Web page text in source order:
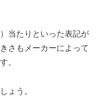
当たりといった表記が
さもメーカーによって
。
ょう。